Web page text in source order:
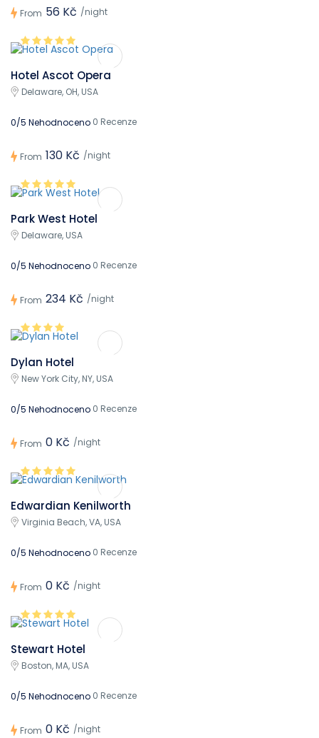
From 56 Kč /night
Hotel Ascot Opera
Delaware, OH, USA
0/5 Nehodnoceno 0 Recenze
From 130 Kč /night
Park West Hotel
Delaware, USA
0/5 Nehodnoceno 0 Recenze
From 234 Kč /night
Dylan Hotel
New York City, NY, USA
0/5 Nehodnoceno 0 Recenze
From 0 Kč /night
Edwardian Kenilworth
Virginia Beach, VA, USA
0/5 Nehodnoceno 0 Recenze
From 0 Kč /night
Stewart Hotel
Boston, MA, USA
0/5 Nehodnoceno 0 Recenze
From 0 Kč /night